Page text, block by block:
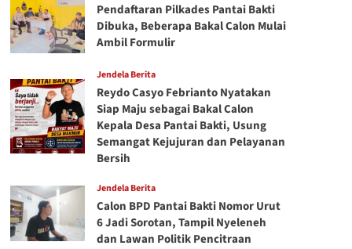
Pendaftaran Pilkades Pantai Bakti
Dibuka, Beberapa Bakal Calon Mulai
Ambil Formulir
Jendela Berita
Reydo Casyo Febrianto Nyatakan
Siap Maju sebagai Bakal Calon
Kepala Desa Pantai Bakti, Usung
Semangat Kejujuran dan Pelayanan
Bersih
Jendela Berita
Calon BPD Pantai Bakti Nomor Urut
6 Jadi Sorotan, Tampil Nyeleneh
dan Lawan Politik Pencitraan